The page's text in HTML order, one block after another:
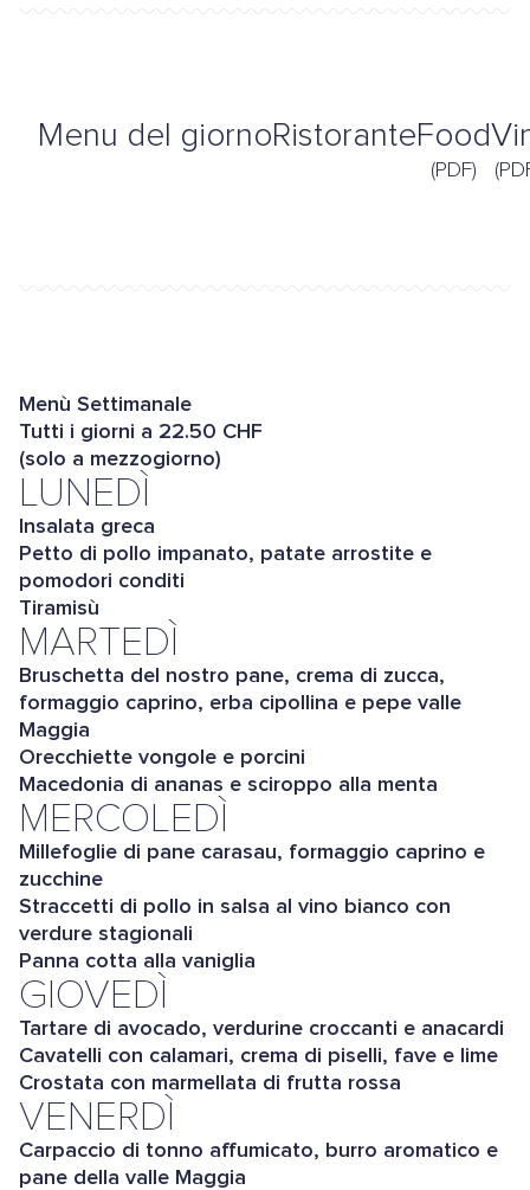
Menu del giornoRistoranteFood
(PDF)
Menù Settimanale
Tutti i giorni a 22.50 CHF
(solo a mezzogiorno)
LUNEDÌ
Insalata greca
Petto di pollo impanato, patate arrostite e
pomodori conditi
Tiramisù
MARTEDÌ
Bruschetta del nostro pane, crema di zucca,
formaggio caprino, erba cipollina e pepe valle
Maggia
Orecchiette vongole e porcini
Macedonia di ananas e sciroppo alla menta
MERCOLEDÌ
Millefoglie di pane carasau, formaggio caprino e
zucchine
Straccetti di pollo in salsa al vino bianco con
verdure stagionali
Panna cotta alla vaniglia
GIOVEDÌ
Tartare di avocado, verdurine croccanti e anacardi
Cavatelli con calamari, crema di piselli, fave e lime
Crostata con marmellata di frutta rossa
VENERDÌ
Carpaccio di tonno affumicato, burro aromatico e
pane della valle Maggia